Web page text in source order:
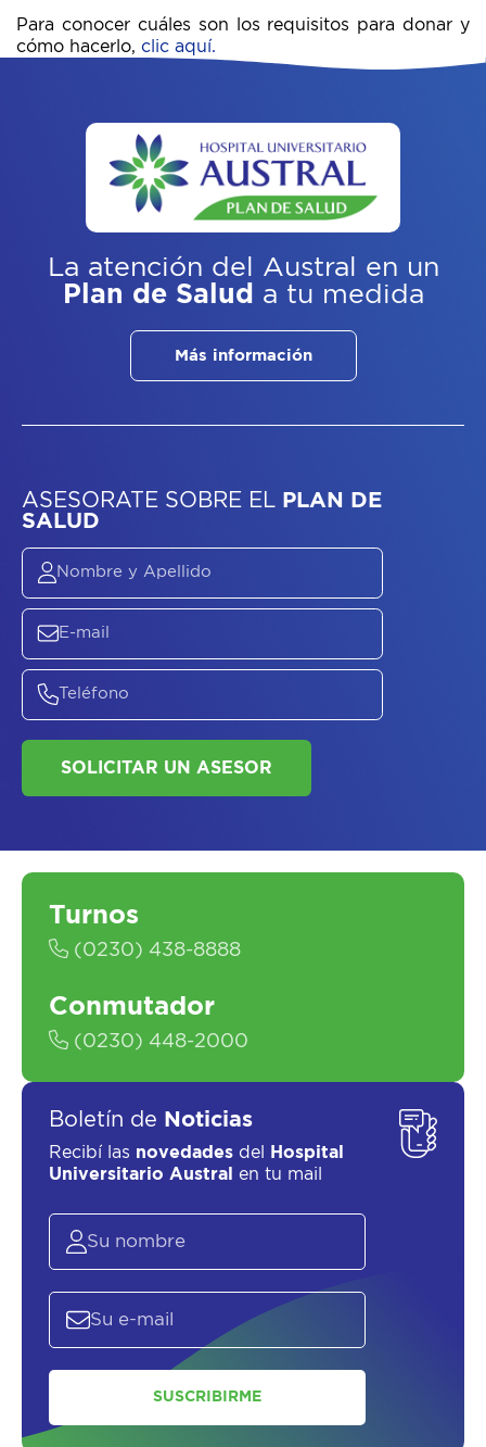
Para conocer cuáles son los requisitos para donar y
cómo hacerlo, clic aquí.
La atención del Austral
en un
Plan de Salud a tu medida
Más información
EL
SALUD
SOLICITAR UN ASESOR
Turnos
(0230) 438-8888
Conmutador
(0230) 448-2000
Boletín de Noticias
Recibí las novedades del
Hospital
Universitario Austral
en tu mail
SUSCRIBIRME